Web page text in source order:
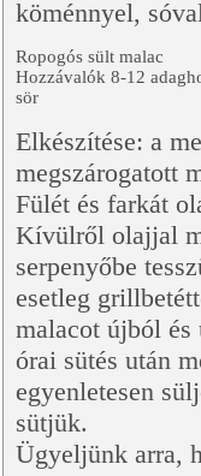
köménnyel,
Ropogós sült malac
Hozzávalók 8-12
sör
Elkészítése: a
megszárogatott
Fülét és farkát
Kívülről olajjal
serpenyőbe
esetleg
malacot újból és
órai sütés után
egyenletesen
sütjük.
Ügyeljünk arra,